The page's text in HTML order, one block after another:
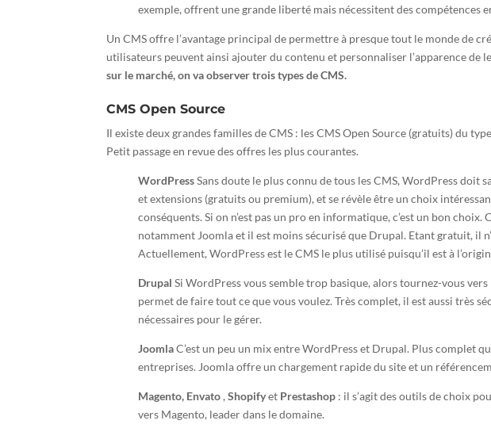
exemple, offrent une grande liberté mais nécessitent des compétences
Un CMS offre l’avantage principal de permettre à presque tout le monde de
utilisateurs peuvent ainsi ajouter du contenu et personnaliser l’apparence de
sur le marché, on va observer trois types de CMS.
CMS Open Source
Il existe deux grandes familles de CMS : les CMS Open Source (gratuits) du
Petit passage en revue des offres les plus courantes.
WordPressSans doute le plus connu de tous les CMS, WordPress doit
et extensions (gratuits ou premium), et se révèle être un choix
conséquents. Si on n’est pas un pro en informatique, c’est un bon
notamment Joomla et il est moins sécurisé que Drupal. Etant gratuit, il
Actuellement, WordPress est le CMS le plus utilisé puisqu’il est à
Drupal Si WordPress vous semble trop basique, alors tournez-vous
permet de faire tout ce que vous voulez. Très complet, il est aussi très
nécessaires pour le gérer.
JoomlaC’est un peu un mix entre WordPress et Drupal. Plus complet
entreprises. Joomla offre un chargement rapide du site et un
Magento, Envato ,Shopifyet Prestashop : il s’agit des outils de choix
vers Magento, leader dans le domaine.